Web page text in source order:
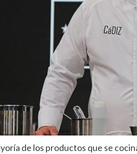
de los productos que se